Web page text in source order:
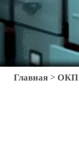
Главная >